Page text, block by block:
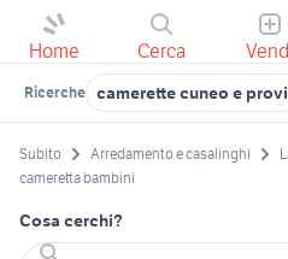
Home Cerca
Ricerche camerette cuneo e
Subito Arredamento e casalinghi
cameretta bambini
Cosa cerchi?